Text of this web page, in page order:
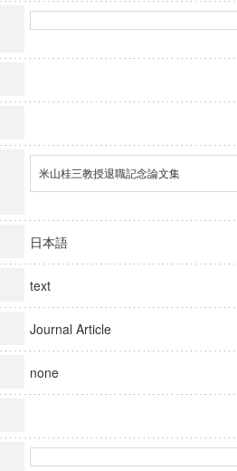
米山桂三教授退職記念論文集
日本語
text
Journal Article
none